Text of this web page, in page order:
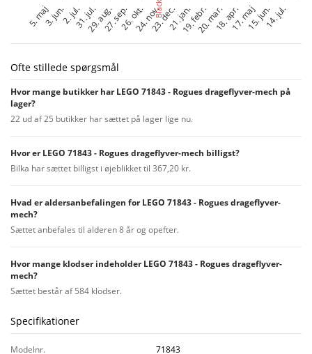
Ofte stillede spørgsmål
Hvor mange butikker har LEGO 71843 - Rogues drageflyver-mech på
lager?
22 ud af 25 butikker har sættet på lager lige nu.
Hvor er LEGO 71843 - Rogues drageflyver-mech billigst?
Bilka har sættet billigst i øjeblikket til 367,20 kr.
Hvad er aldersanbefalingen for LEGO 71843 - Rogues drageflyver-
mech?
Sættet anbefales til alderen 8 år og opefter.
Hvor mange klodser indeholder LEGO 71843 - Rogues drageflyver-
mech?
Sættet består af 584 klodser.
Specifikationer
Modelnr.
71843